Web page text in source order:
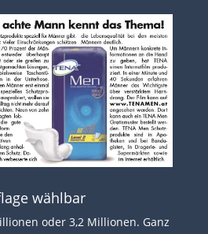
wählbar
oder 3,2 Millionen. Ganz